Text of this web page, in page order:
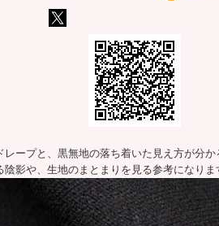
ープと、黒無地の落ち着いた見え方が分か
影や、生地のまとまりを見る参考になりま